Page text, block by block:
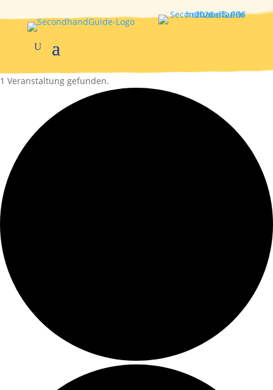
1 Veranstaltung gefunden.